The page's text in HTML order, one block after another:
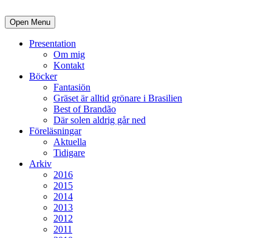
Open Menu
Presentation
Om mig
Kontakt
Böcker
Fantasiön
Gräset är alltid grönare i Brasilien
Best of Brandão
Där solen aldrig går ned
Föreläsningar
Aktuella
Tidigare
Arkiv
2016
2015
2014
2013
2012
2011